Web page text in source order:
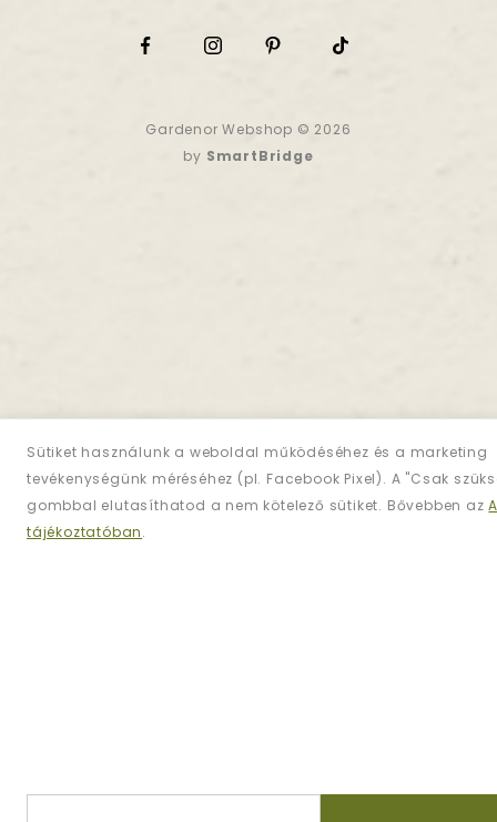
Sütiket használunk a weboldal működéséhez és a marketing
tevékenységünk méréséhez (pl. Facebook Pixel). A "Csak
gombbal elutasíthatod a nem kötelező sütiket. Bővebben az
tájékoztatóban.
Gardenor Webshop © 2026
by SmartBridge